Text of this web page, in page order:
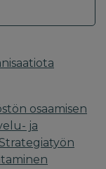
osaamisen
ja